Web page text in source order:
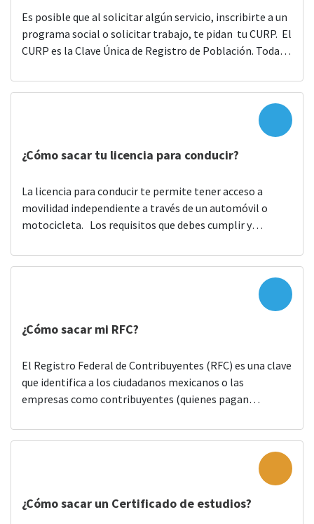
Es posible que al solicitar algún servicio, inscribirte a un
programa social o solicitar trabajo, te pidan tu CURP. El
CURP es la Clave Única de Registro de Población. Todas
tienes CURP? Es posible que no sepas si ya tienes CURP,
¿Cómo sacar tu licencia para conducir?
La licencia para conducir te permite tener acceso a
movilidad independiente a través de un automóvil o
motocicleta. Los requisitos que debes cumplir y
son: Ser mayor de 18 años. Acta de nacimiento.
Identificación oficial vigente (INE, pasaporte, cartilla
militar, cédula profesional). Comprobante de domicilio
¿Cómo sacar mi RFC?
El Registro Federal de Contribuyentes (RFC) es una clave
que identifica a los ciudadanos mexicanos o las
empresas como contribuyentes (quienes pagan
controlar el pago de impuestos frente al Servicio de
¿Cómo sacar un Certificado de estudios?